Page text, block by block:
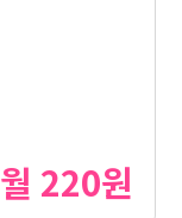
월 220원